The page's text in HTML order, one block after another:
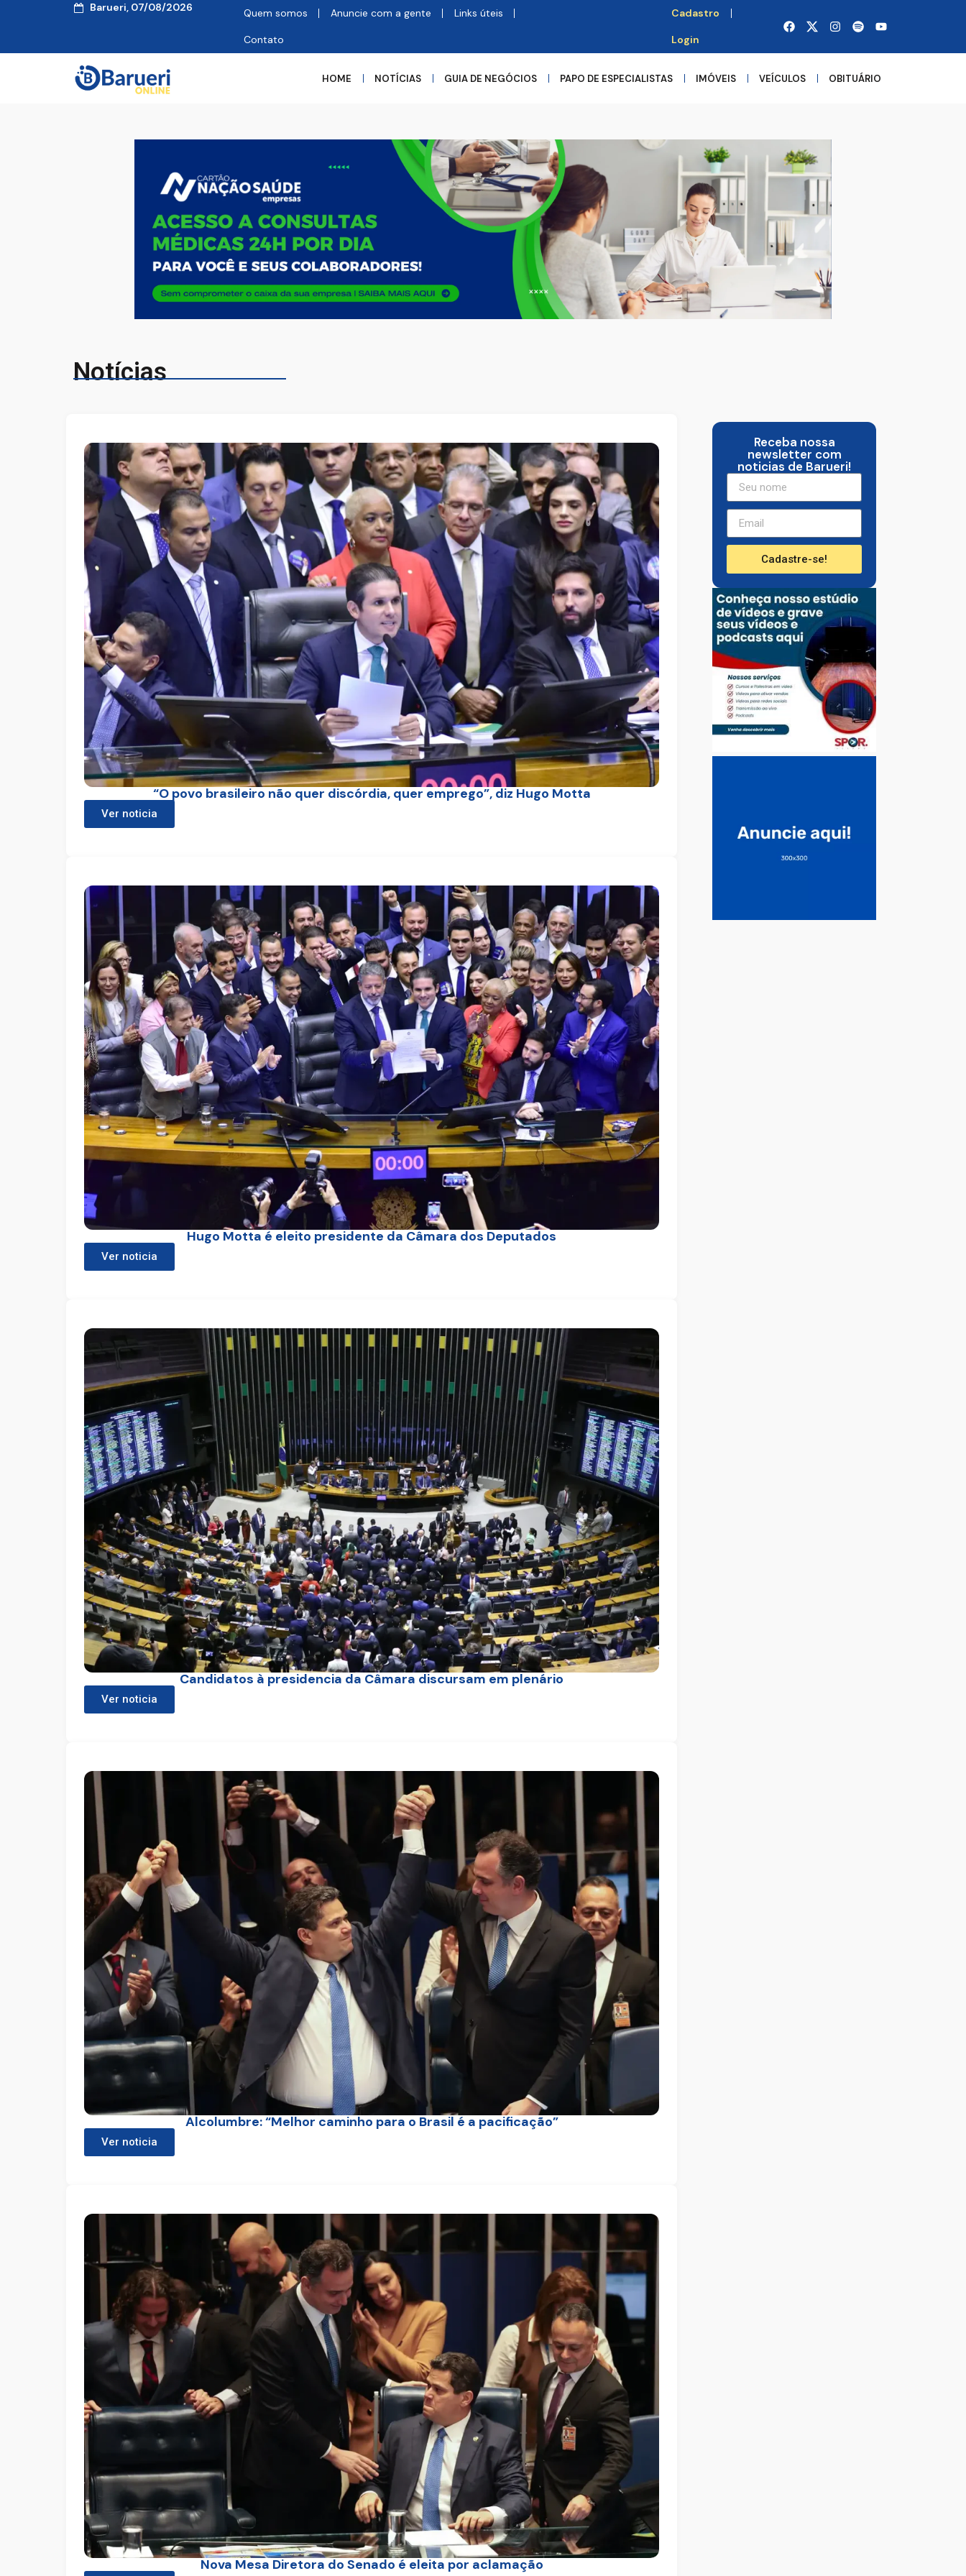
Barueri, 07/08/2026 Quem somos Anuncie com a gente Links úteis
Contato
Cadastro
Login
HOME NOTÍCIAS GUIA DE NEGÓCIOS PAPO DE ESPECIALISTAS IMÓVEIS VEÍCULOS OBITUÁRIO
Notícias
“O povo brasileiro não quer discórdia, quer emprego”, diz Hugo Motta
Ver noticia
Hugo Motta é eleito presidente da Câmara dos Deputados
Ver noticia
Candidatos à presidencia da Câmara discursam em plenário
Ver noticia
Alcolumbre: “Melhor caminho para o Brasil é a pacificação”
Ver noticia
Nova Mesa Diretora do Senado é eleita por aclamação
Receba nossa
newsletter com
noticias de Barueri!
Cadastre-se!